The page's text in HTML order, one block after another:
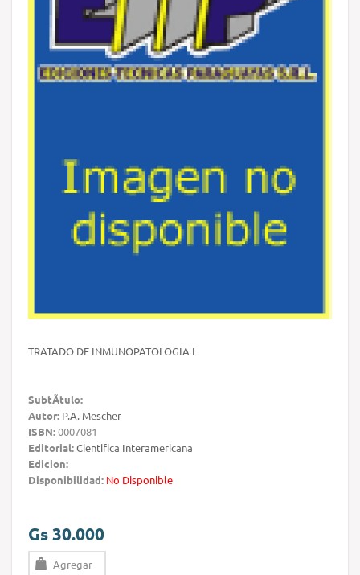
TRATADO DE INMUNOPATOLOGIA I
SubtÃ­tulo:
Autor: P.A. Mescher
ISBN:0007081
Editorial:Cientifica Interamericana
Edicion:
Disponibilidad: No Disponible
Gs 30.000
Agregar